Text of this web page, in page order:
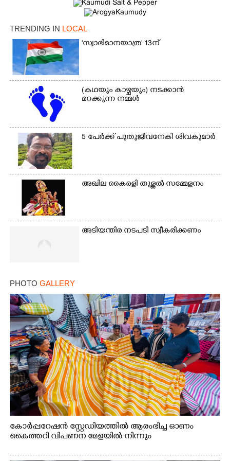
TRENDING IN LOCAL
'സ്വാഭിമാനയാത്ര' 13ന്
(കഥയും കാഴ്ചയും) നടക്കാൻ
മറക്കുന്ന നമ്മൾ
5 പേർക്ക് പുതുജീവനേകി ശിവകുമാർ
അഖില കൈരളി തുള്ളൽ സമ്മേളനം
അടിയന്തിര നടപടി സ്വീകരിക്കണം
PHOTO GALLERY
കോർപ്പറേഷൻ സ്റ്റേഡിയത്തിൽ ആരംഭിച്ച ഓണം
കൈത്തറി വിപണന മേളയിൽ നിന്നും